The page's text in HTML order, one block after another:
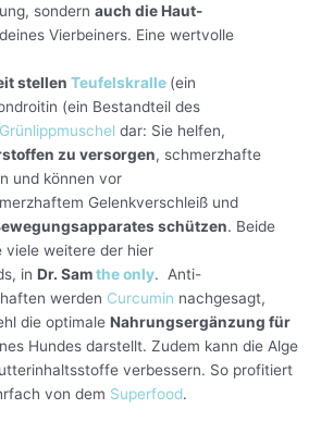
sondernauch die Haut-
deines Vierbeiners. Eine wertvolle
stellenTeufelskralle (ein
(ein Bestandteil des
Grünlippmuscheldar: Sie helfen,
zu versorgen, schmerzhafte
und können vor
Gelenkverschleiß und
schützen. Beide
weitere der hier
inDr. Samthe only. Anti-
werden Curcumin nachgesagt,
die optimaleNahrungsergänzung für
Hundes darstellt. Zudem kann die Alge
verbessern. So profitiert
von dem Superfood.